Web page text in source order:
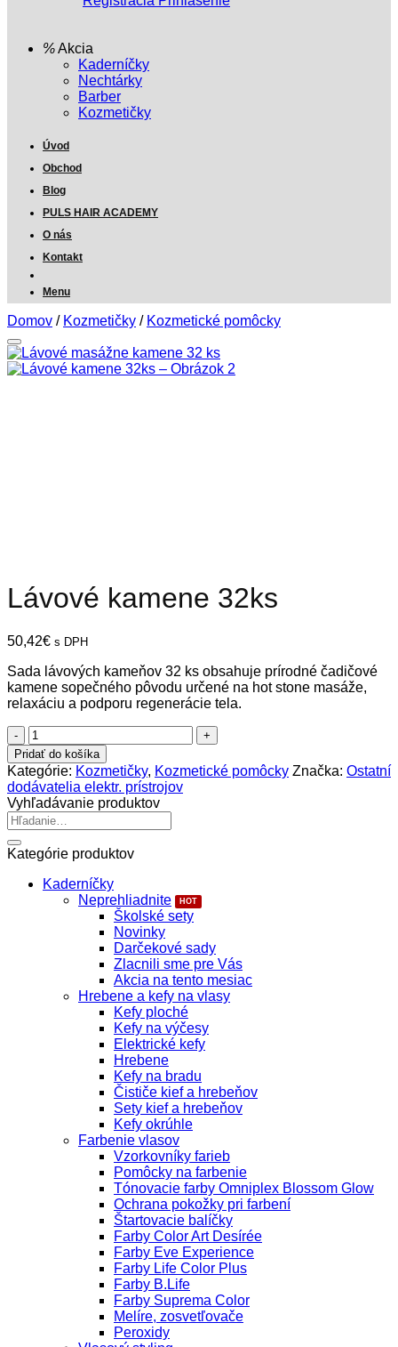
Akcia
Kaderníčky
Nechtárky
Barber
Kozmetičky
Úvod
Obchod
Blog
PULS HAIR ACADEMY
O nás
Kontakt
Menu
Domov / Kozmetičky / Kozmetické pomôcky
Lávové kamene 32ks
50,42€ s DPH
Sada lávových kameňov 32 ks obsahuje prírodné čadičové
kamene sopečného pôvodu určené na hot stone masáže,
relaxáciu a podporu regenerácie tela.
množstvo
Lávové
kamene
32ks
Pridať do košíka
Kategórie: Kozmetičky, Kozmetické pomôcky Značka: Ostatní
dodávatelia elektr. prístrojov
Vyhľadávanie produktov
Hľadať:
Kategórie produktov
Kaderníčky
Neprehliadnite
Školské sety
Novinky
Darčekové sady
Zlacnili sme pre Vás
Akcia na tento mesiac
Hrebene a kefy na vlasy
Kefy ploché
Kefy na výčesy
Elektrické kefy
Hrebene
Kefy na bradu
Čističe kief a hrebeňov
Sety kief a hrebeňov
Kefy okrúhle
Farbenie vlasov
Vzorkovníky farieb
Pomôcky na farbenie
Tónovacie farby Omniplex Blossom Glow
Ochrana pokožky pri farbení
Štartovacie balíčky
Farby Color Art Desírée
Farby Eve Experience
Farby Life Color Plus
Farby B.Life
Farby Suprema Color
Melíre, zosvetľovače
Peroxidy